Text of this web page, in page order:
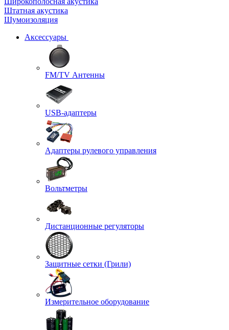
Штатная акустика
Шумоизоляция
Аксессуары
FM/TV Антенны
USB-адаптеры
Адаптеры рулевого управления
Вольтметры
Дистанционные регуляторы
Защитные сетки (Грили)
Измерительное оборудование